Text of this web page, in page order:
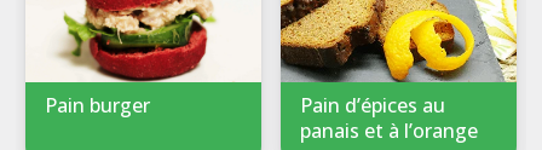
Pain burger
Pain d’épices au
panais et à l’orange